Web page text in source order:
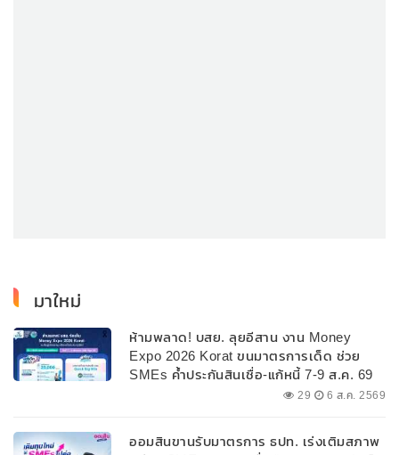
มาใหม่
ห้ามพลาด! บสย. ลุยอีสาน งาน Money
Expo 2026 Korat ขนมาตรการเด็ด ช่วย
SMEs ค้ำประกันสินเชื่อ-แก้หนี้ 7-9 ส.ค. 69
29 6 ส.ค. 2569
ออมสินขานรับมาตรการ ธปท. เร่งเติมสภาพ